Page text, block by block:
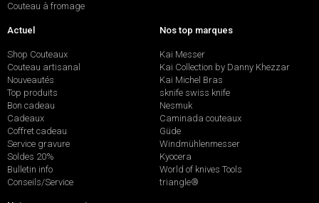
Couteau à fromage
Actuel
Shop Couteaux
Couteau artisanal
Nouveautés
Top produits
Bon cadeau
Cadeaux
Coffret cadeau
Service gravure
Soldes 20%
Bulletin info
Conseils/Service
Nos top marques
Kai Messer
Kai Collection by Danny Khezzar
Kai Michel Bras
sknife swiss knife
Nesmuk
Caminada couteaux
Güde
Windmühlenmesser
Kyocera
World of knives Tools
triangle®